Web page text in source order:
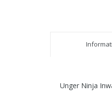
Unger Ninja